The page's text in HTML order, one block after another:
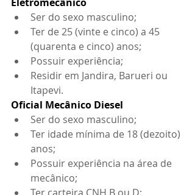
Ser do sexo masculino;
Ter de 25 (vinte e cinco) a 45
(quarenta e cinco) anos;
Possuir experiência;
Residir em Jandira, Barueri ou
Itapevi.
Oficial Mecânico Diesel
Ser do sexo masculino;
Ter idade mínima de 18 (dezoito)
anos;
Possuir experiência na área de
mecânico;